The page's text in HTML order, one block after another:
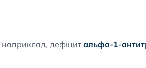
дефіцитальфа-1-